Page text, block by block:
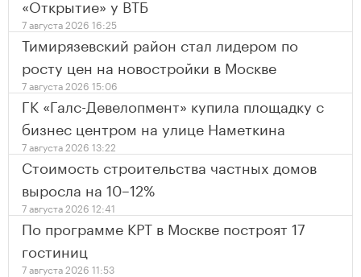
«Открытие» у ВТБ
7 августа 2026 16:25
Тимирязевский район стал лидером по
росту цен на новостройки в Москве
7 августа 2026 15:06
ГК «Галс-Девелопмент» купила площадку с
бизнес центром на улице Наметкина
7 августа 2026 13:22
Стоимость строительства частных домов
выросла на 10–12%
7 августа 2026 12:41
По программе КРТ в Москве построят 17
гостиниц
7 августа 2026 11:53